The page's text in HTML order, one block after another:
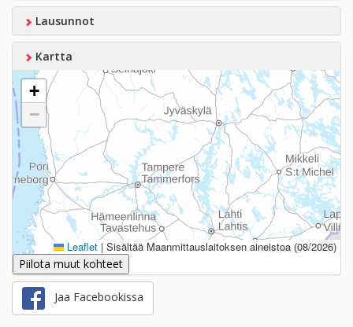
Lausunnot
Kartta
+
−
Leaflet | Sisältää Maanmittauslaitoksen aineistoa (08/2026)
Piilota muut kohteet
Jaa Facebookissa